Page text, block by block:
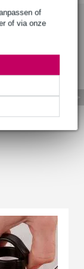
of
of via onze